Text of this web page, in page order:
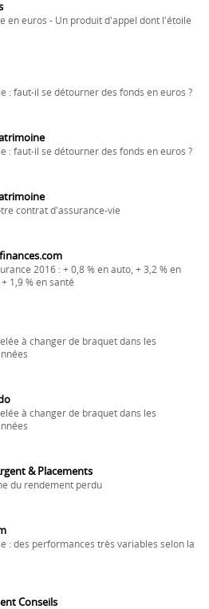
en euros - Un produit d'appel dont l'étoile
: faut-il se détourner des fonds en euros ?
: faut-il se détourner des fonds en euros ?
contrat d'assurance-vie
2016 : + 0,8 % en auto, + 3,2 % en
1,9 % en santé
à changer de braquet dans les
à changer de braquet dans les
& Placements
du rendement perdu
: des performances très variables selon la
Conseils